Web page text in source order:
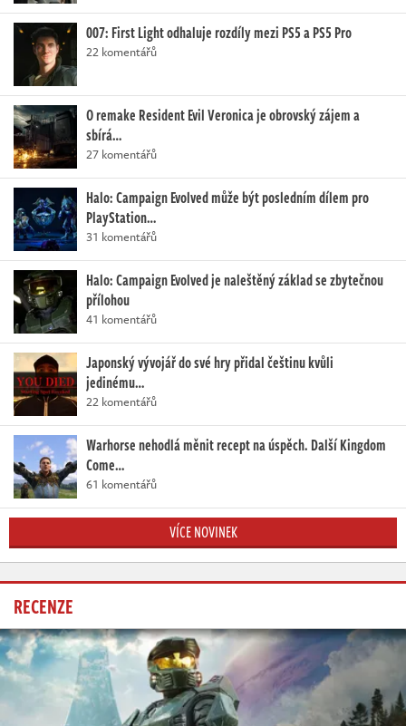
007: First Light odhaluje rozdíly mezi PS5 a PS5 Pro
22 komentářů
O remake Resident Evil Veronica je obrovský zájem a
sbírá…
27 komentářů
Halo: Campaign Evolved může být posledním dílem pro
PlayStation…
31 komentářů
Halo: Campaign Evolved je naleštěný základ se zbytečnou
přílohou
41 komentářů
Japonský vývojář do své hry přidal češtinu kvůli
jedinému…
22 komentářů
Warhorse nehodlá měnit recept na úspěch. Další Kingdom
Come…
61 komentářů
VÍCE NOVINEK
RECENZE